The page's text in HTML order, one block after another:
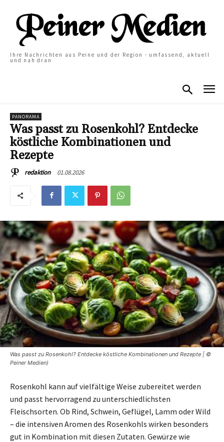
Ihre Nachrichten aus Peine und der Region - umfassend, aktuell
und nah dran
PANORAMA
Was passt zu Rosenkohl? Entdecke
köstliche Kombinationen und
Rezepte
redaktion 01.08.2026
Was passt zu Rosenkohl? Entdecke köstliche Kombinationen und Rezepte | ©
Peiner Medien)
Rosenkohl kann auf vielfältige Weise zubereitet werden
und passt hervorragend zu unterschiedlichsten
Fleischsorten. Ob Rind, Schwein, Geflügel, Lamm oder Wild
– die intensiven Aromen des Rosenkohls wirken besonders
gut in Kombination mit diesen Zutaten. Gewürze wie